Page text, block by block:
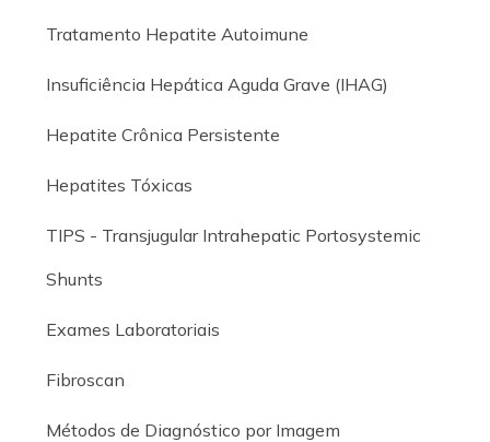
Tratamento Hepatite Autoimune
Insuficiência Hepática Aguda Grave (IHAG)
Hepatite Crônica Persistente
Hepatites Tóxicas
TIPS - Transjugular Intrahepatic Portosystemic
Shunts
Exames Laboratoriais
Fibroscan
Métodos de Diagnóstico por Imagem